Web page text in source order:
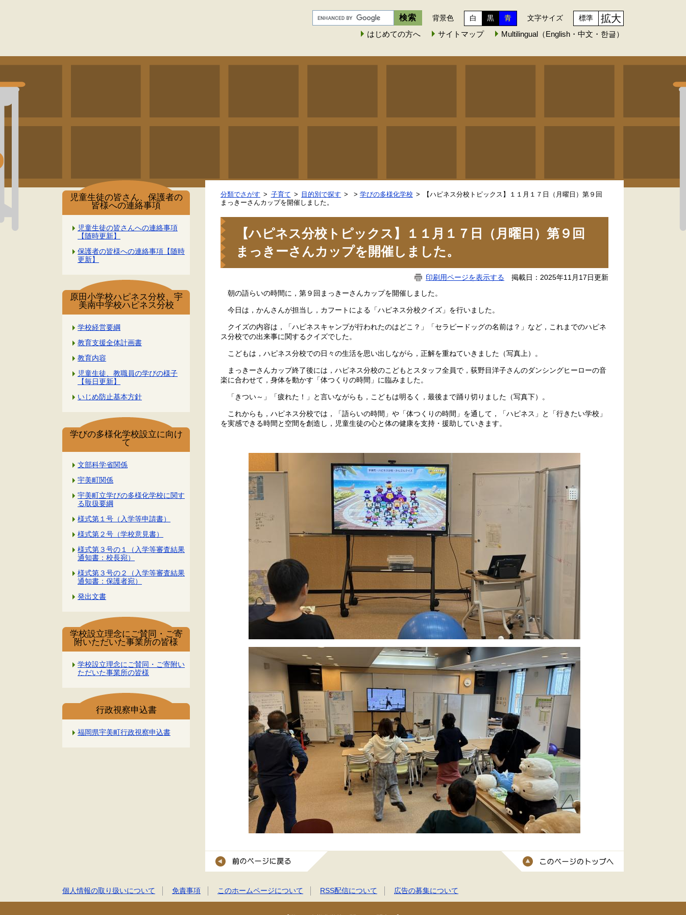
背景色 白 黒 青 文字サイズ 標準 拡大
はじめての方へ サイトマップ Multilingual（English・中文・한글）
児童生徒の皆さん、保護者の
皆様への連絡事項
児童生徒の皆さんへの連絡事項
【随時更新】
保護者の皆様への連絡事項【随時
更新】
原田小学校ハピネス分校、宇
美南中学校ハピネス分校
学校経営要綱
教育支援全体計画書
教育内容
児童生徒、教職員の学びの様子
【毎日更新】
いじめ防止基本方針
学びの多様化学校設立に向け
て
文部科学省関係
宇美町関係
宇美町立学びの多様化学校に関す
る取扱要綱
様式第１号（入学等申請書）
様式第２号（学校意見書）
様式第３号の１（入学等審査結果
通知書：校長宛）
様式第３号の２（入学等審査結果
通知書：保護者宛）
発出文書
学校設立理念にご賛同・ご寄
附いただいた事業所の皆様
学校設立理念にご賛同・ご寄附い
ただいた事業所の皆様
行政視察申込書
福岡県宇美町行政視察申込書
分類でさがす 子育て 目的別で探す > 学びの多様化学校
【ハピネス分校トピックス】１１月１７日（月曜日）第９回
まっきーさんカップを開催しました。
【ハピネス分校トピックス】１１月１７日（月曜日）第９回
まっきーさんカップを開催しました。
印刷用ページを表示する 掲載日：2025年11月17日更新
朝の語らいの時間に，第９回まっきーさんカップを開催しました。
今日は，かんさんが担当し，カフートによる「ハピネス分校クイズ」を行いました。
クイズの内容は，「ハピネスキャンプが行われたのはどこ？」「セラピードッグの名前は？」など，これまでのハピネ
ス分校での出来事に関するクイズでした。
こどもは，ハピネス分校での日々の生活を思い出しながら，正解を重ねていきました（写真上）。
まっきーさんカップ終了後には，ハピネス分校のこどもとスタッフ全員で，荻野目洋子さんのダンシングヒーローの音
楽に合わせて，身体を動かす「体つくりの時間」に臨みました。
「きつい～」「疲れた！」と言いながらも，こどもは明るく，最後まで踊り切りました（写真下）。
これからも，ハピネス分校では，「語らいの時間」や「体つくりの時間」を通して，「ハピネス」と「行きたい学校」
を実感できる時間と空間を創造し，児童生徒の心と体の健康を支持・援助していきます。
個人情報の取り扱いについて 免責事項 このホームページについて RSS配信について 広告の募集について